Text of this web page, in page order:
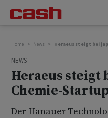
Home News Heraeus steigt bei
NEWS
Heraeus steigt
Chemie-
Der Hanauer